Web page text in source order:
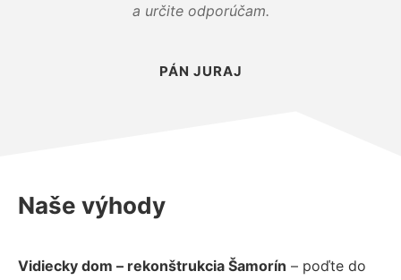
a určite odporúčam.
PÁN JURAJ
Naše výhody
Vidiecky dom – rekonštrukcia Šamorín – poďte do